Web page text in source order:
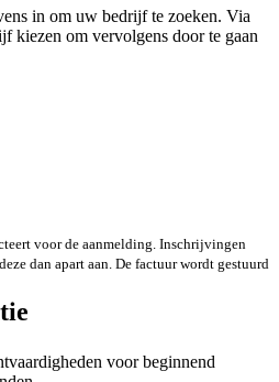
in om uw bedrijf te zoeken. Via
kiezen om vervolgens door te gaan
voor de aanmelding. Inschrijvingen
dan apart aan. De factuur wordt gestuurd
voor beginnend